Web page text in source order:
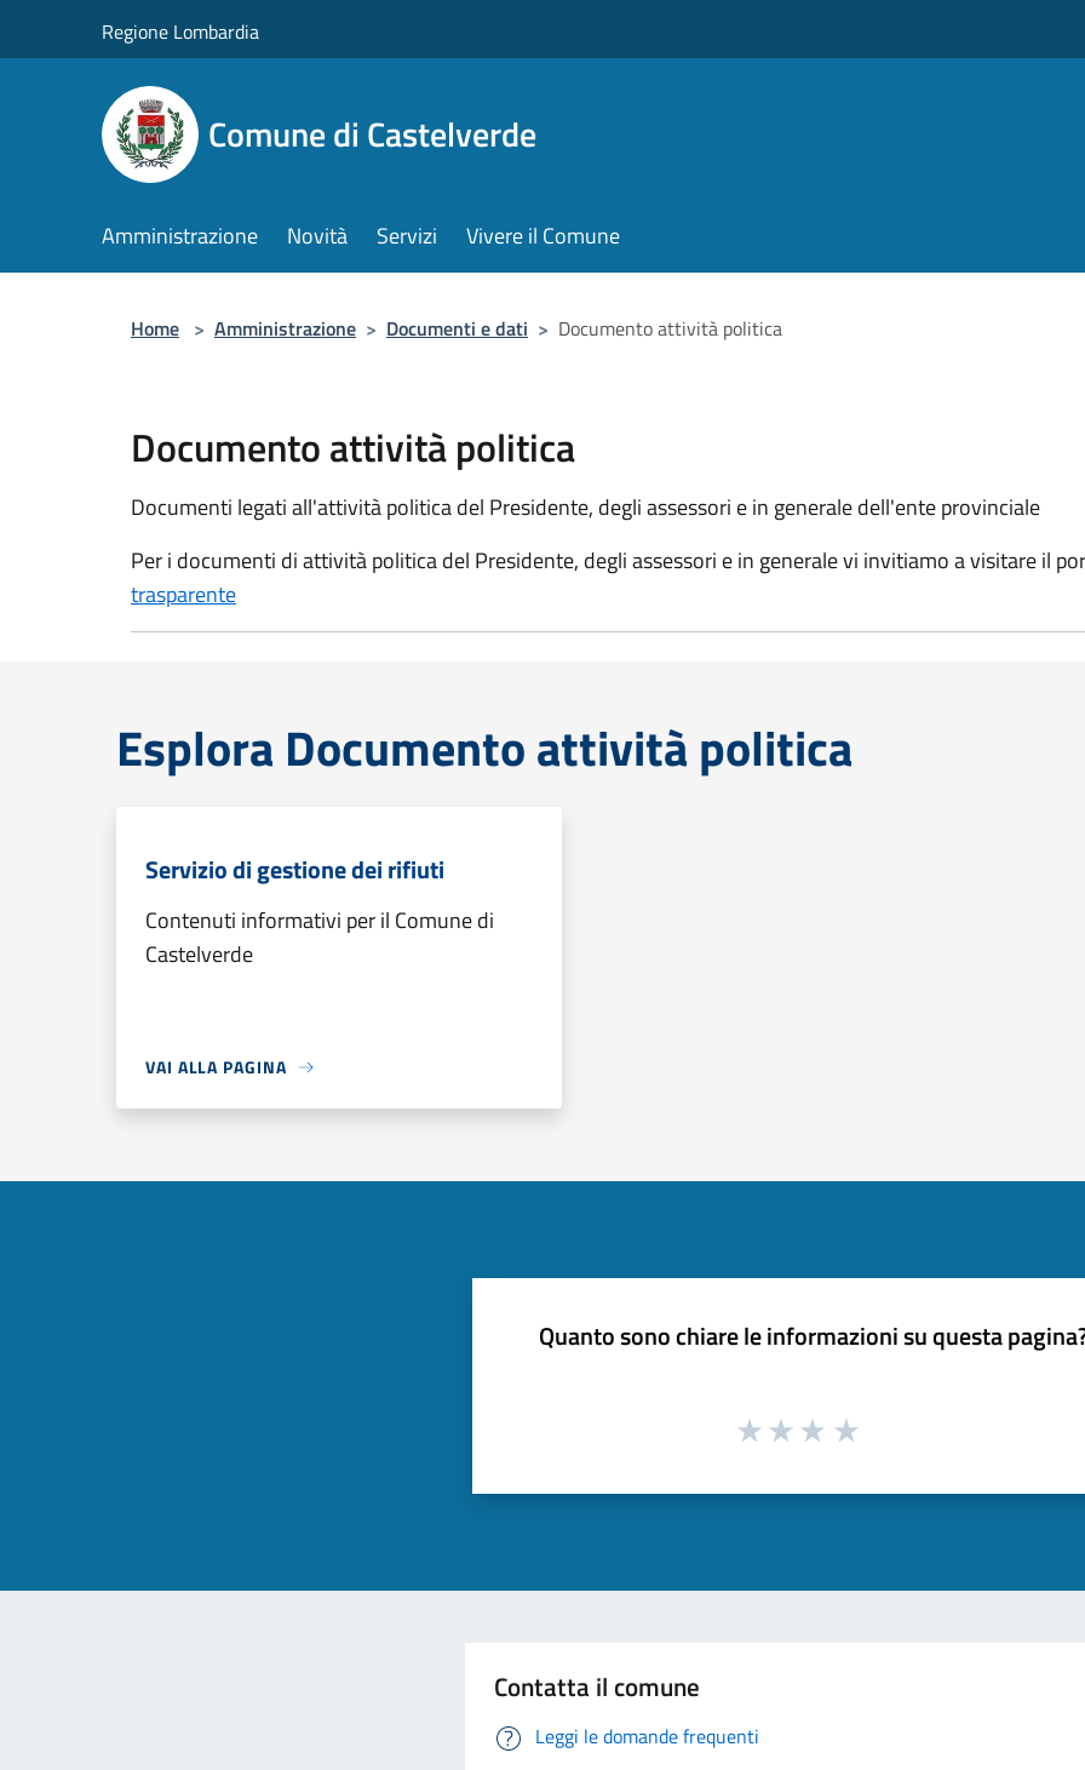
Regione Lombardia
Comune di Castelverde
Amministrazione Novità Servizi Vivere il Comune
Home > Amministrazione > Documenti e dati > Documento attività politica
Documento attività politica
Documenti legati all'attività politica del Presidente, degli assessori e in generale dell'ente provinciale
Per i documenti di attività politica del Presidente, degli assessori e in generale vi invitiamo a visitare il
trasparente
Esplora Documento attività politica
Servizio di gestione dei rifiuti
Contenuti informativi per il Comune di
Castelverde
VAI ALLA PAGINA
Quanto sono chiare le informazioni su questa
Contatta il comune
Leggi le domande frequenti